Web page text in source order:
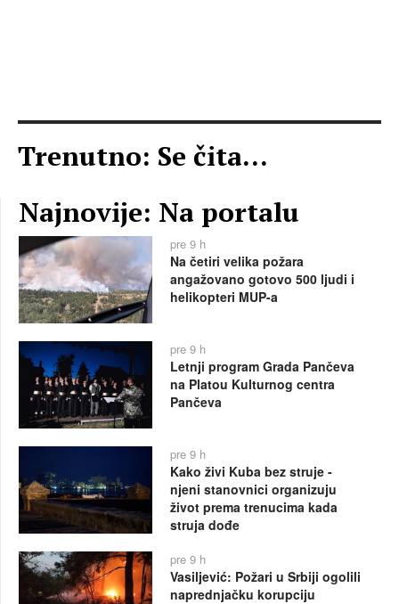
Trenutno: Se čita...
Najnovije: Na portalu
pre 9 h
Na četiri velika požara
angažovano gotovo 500 ljudi i
helikopteri MUP-a
pre 9 h
Letnji program Grada Pančeva
na Platou Kulturnog centra
Pančeva
pre 9 h
Kako živi Kuba bez struje -
njeni stanovnici organizuju
život prema trenucima kada
struja dođe
pre 9 h
Vasiljević: Požari u Srbiji ogolili
naprednjačku korupciju